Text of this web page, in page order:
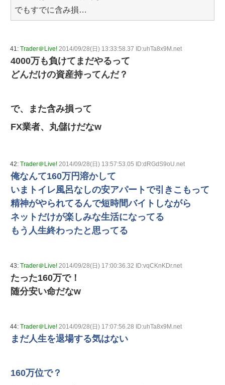
でもすでに含み損…
41: Trader＠Live! 2014/09/28(日) 13:33:58.37 ID:uhTa8x9M.net
4000万も負けてまだやるって
どんだけの資産持ってんだ？
で、また含み損って
FX業者、丸儲けだなw
42: Trader＠Live! 2014/09/28(日) 13:57:53.05 ID:dRGdS9oU.net
俺なんて160万円溶かして
いまトイレ風呂なしの安アパートで引きこもって
精神がやられてるんで短時間バイトしながら
ネットだけが楽しみな生活になってる
もう人生終わったと思ってる
43: Trader＠Live! 2014/09/28(日) 17:00:36.32 ID:vqCKnKDr.net
たった160万で！
随分安い命だなw
44: Trader＠Live! 2014/09/28(日) 17:07:56.28 ID:uhTa8x9M.net
まだ人生を退場する気はない
160万位で？